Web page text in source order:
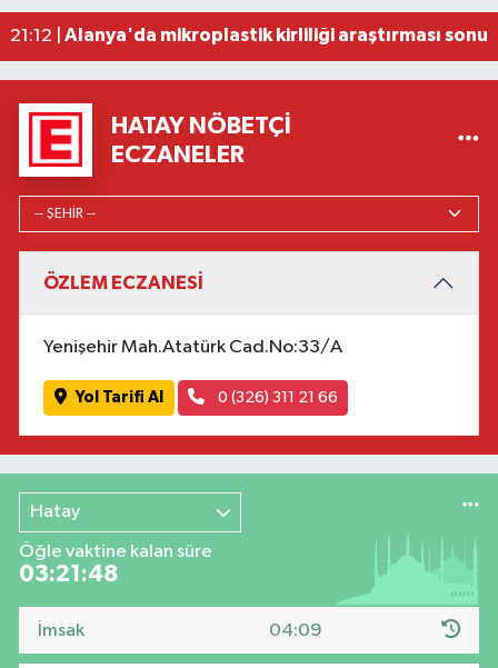
21:12 | Alanya'da mikroplastik kirliliği araştırması
HATAY NÖBETÇI
ECZANELER
ÖZLEM ECZANESİ
Yenişehir Mah.Atatürk Cad.No:33/A
Yol Tarifi Al 0 (326) 311 21 66
Hatay
Öğle vaktine kalan süre
03:21:47
İmsak 04:09